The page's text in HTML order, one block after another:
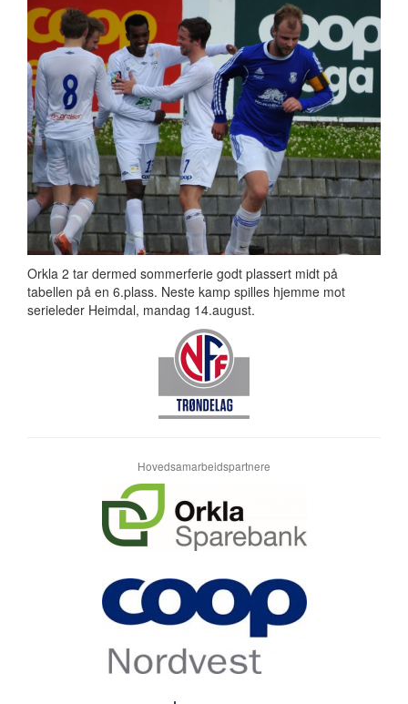
Orkla 2 tar dermed sommerferie godt plassert midt på
tabellen på en 6.plass. Neste kamp spilles hjemme mot
serieleder Heimdal, mandag 14.august.
Hovedsamarbeidspartnere